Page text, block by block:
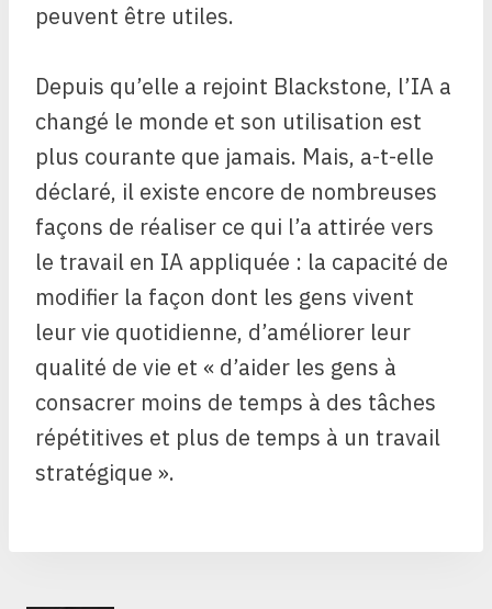
peuvent être utiles.
Depuis qu’elle a rejoint Blackstone, l’IA a
changé le monde et son utilisation est
plus courante que jamais. Mais, a-t-elle
déclaré, il existe encore de nombreuses
façons de réaliser ce qui l’a attirée vers
le travail en IA appliquée : la capacité de
modifier la façon dont les gens vivent
leur vie quotidienne, d’améliorer leur
qualité de vie et « d’aider les gens à
consacrer moins de temps à des tâches
répétitives et plus de temps à un travail
stratégique ».